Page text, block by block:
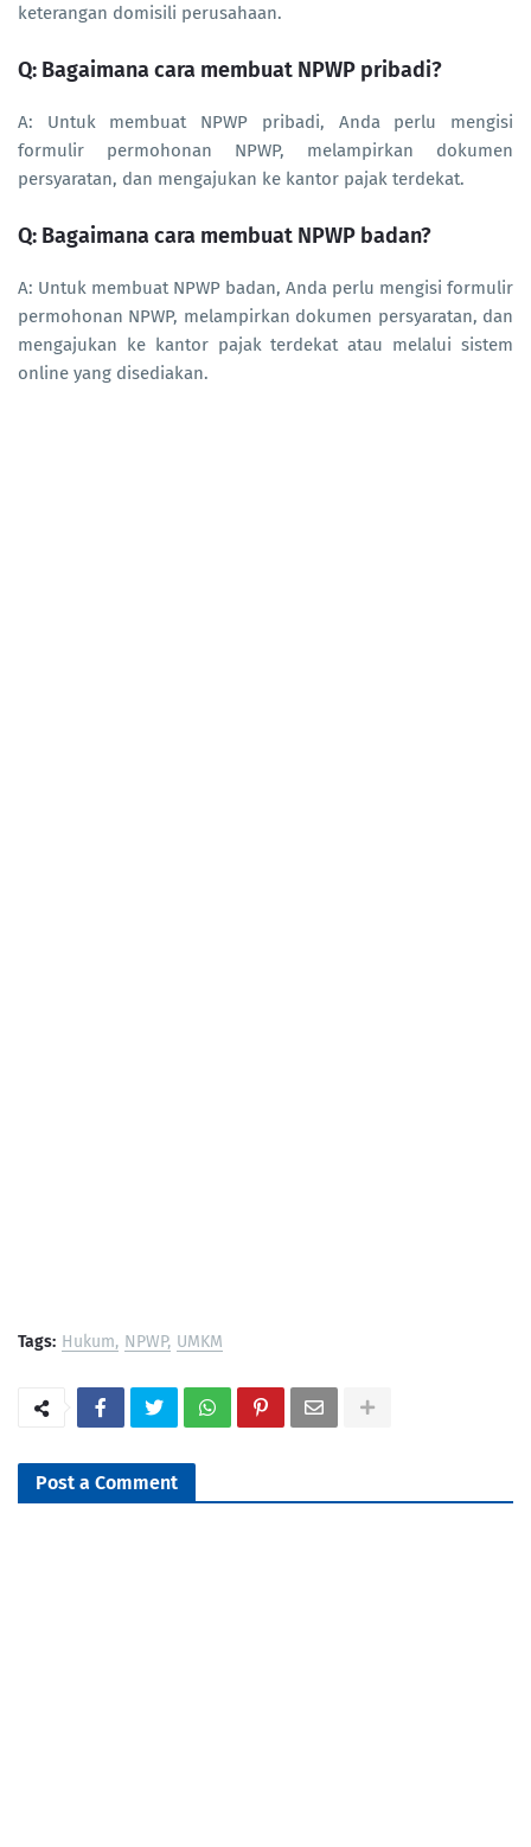
keterangan domisili perusahaan.
Q: Bagaimana cara membuat NPWP pribadi?
A: Untuk membuat NPWP pribadi, Anda perlu mengisi
formulir permohonan NPWP, melampirkan dokumen
persyaratan, dan mengajukan ke kantor pajak terdekat.
Q: Bagaimana cara membuat NPWP badan?
A: Untuk membuat NPWP badan, Anda perlu mengisi formulir
permohonan NPWP, melampirkan dokumen persyaratan, dan
mengajukan ke kantor pajak terdekat atau melalui sistem
online yang disediakan.
Tags: Hukum NPWP UMKM
Post a Comment